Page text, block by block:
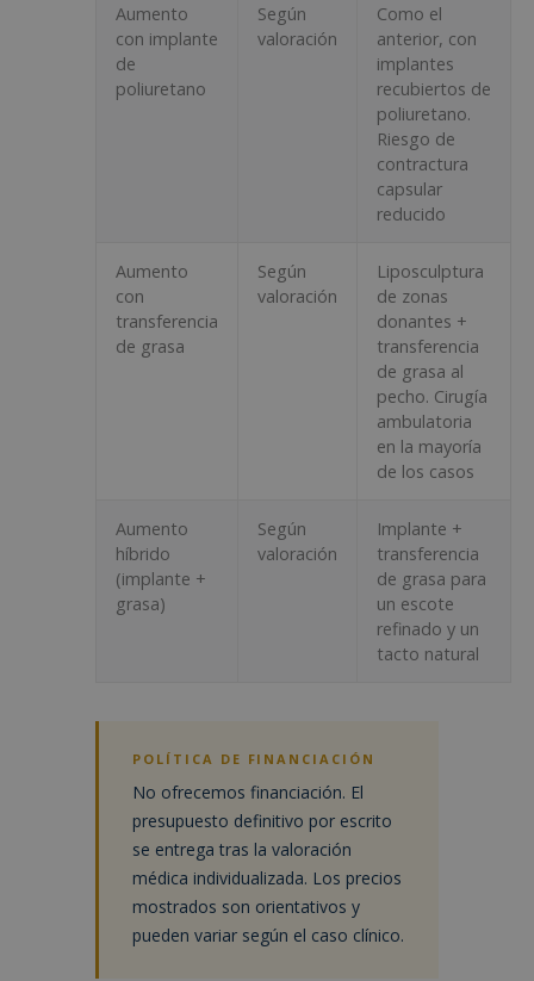
Aumento
con implante
de
poliuretano
Según
valoración
Como el
anterior, con
implantes
recubiertos de
poliuretano.
Riesgo de
contractura
capsular
reducido
Aumento
con
transferencia
de grasa
Según
valoración
Liposculptura
de zonas
donantes +
transferencia
de grasa al
pecho. Cirugía
ambulatoria
en la mayoría
de los casos
Aumento
híbrido
(implante +
grasa)
Según
valoración
Implante +
transferencia
de grasa para
un escote
refinado y un
tacto natural
POLÍTICA DE FINANCIACIÓN
No ofrecemos financiación. El
presupuesto definitivo por escrito
se entrega tras la valoración
médica individualizada. Los precios
mostrados son orientativos y
pueden variar según el caso clínico.